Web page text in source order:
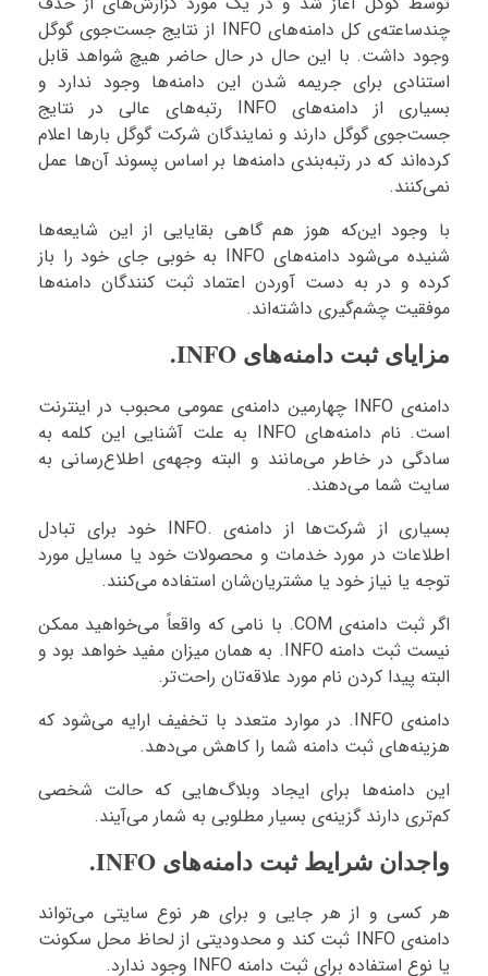
چندساعته‌ی کل دامنه‌های INFO از نتایج جست‌جوی گوگل
وجود داشت. با این حال در حال حاضر هیچ شواهد قابل
استنادی برای جریمه شدن این دامنه‌ها وجود ندارد و
بسیاری از دامنه‌های INFO رتبه‌های عالی در نتایج
جست‌جوی گوگل دارند و نمایندگان شرکت گوگل بارها اعلام
کرده‌اند که در رتبه‌بندی دامنه‌ها بر اساس پسوند آن‌ها عمل
نمی‌کنند.
با وجود این‌که هوز هم گاهی بقایایی از این شایعه‌ها
شنیده می‌شود دامنه‌های INFO به خوبی جای خود را باز
کرده و در به دست آوردن اعتماد ثبت کنندگان دامنه‌ها
موفقیت چشم‌گیری داشته‌‌اند.
مزایای ثبت دامنه‌های INFO.
دامنه‌ی INFO چهارمین دامنه‌ی عمومی محبوب در اینترنت
است. نام دامنه‌های INFO به علت آشنایی این کلمه به
سادگی در خاطر می‌مانند و البته وجهه‌ی اطلاع‌رسانی به
سایت شما می‌دهند.
بسیاری از شرکت‌ها از دامنه‌ی .INFO خود برای تبادل
اطلاعات در مورد خدمات و محصولات خود یا مسایل مورد
توجه یا نیاز خود یا مشتریان‌شان استفاده می‌کنند.
اگر ثبت دامنه‌ی COM. با نامی که واقعاً می‌خواهید ممکن
نیست ثبت دامنه INFO. به همان میزان مفید خواهد بود و
البته پیدا کردن نام مورد علاقه‌تان راحت‌تر.
دامنه‌ی INFO. در موارد متعدد با تخفیف ارایه می‌شود که
هزینه‌های ثبت دامنه شما را کاهش می‌دهد.
این دامنه‌ها برای ایجاد وبلاگ‌هایی که حالت شخصی
کم‌تری دارند گزینه‌ی بسیار مطلوبی به شمار می‌آیند.
واجدان شرایط ثبت دامنه‌های INFO.
هر کسی و از هر جایی و برای هر نوع سایتی می‌تواند
دامنه‌ی INFO ثبت کند و محدودیتی از لحاظ محل سکونت
یا نوع استفاده برای ثبت دامنه INFO وجود ندارد.